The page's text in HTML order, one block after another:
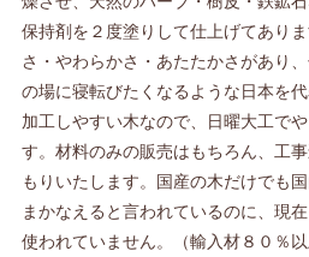
保持剤を２度塗りして仕上げてあり
さ・やわらかさ・あたたかさがあり
の場に寝転びたくなるような日本を
加工しやすい木なので、日曜大工で
す。材料のみの販売はもちろん、工
もりいたします。国産の木だけでも
まかなえると言われているのに、現
使われていません。（輸入材８０％